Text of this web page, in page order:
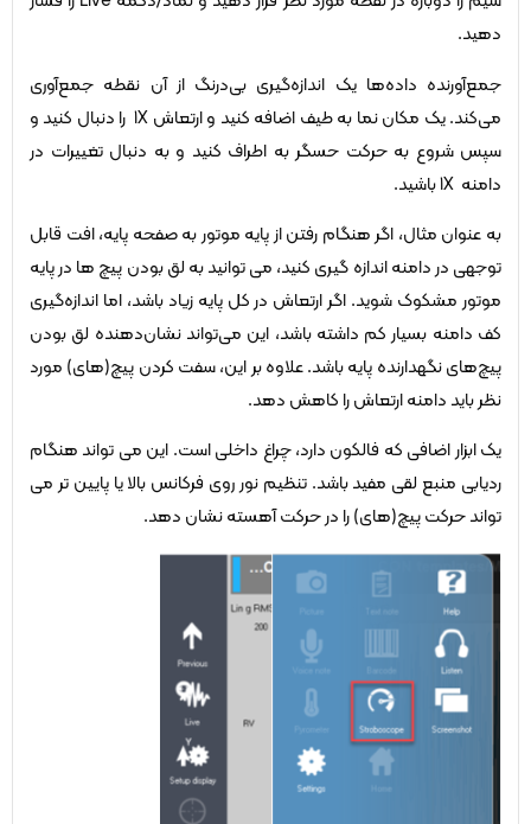
دهید.
جمع‌آورنده داده‌ها یک اندازه‌گیری بی‌درنگ از آن نقطه جمع‌آوری
می‌کند. یک مکان نما به طیف اضافه کنید و ارتعاش 1X را دنبال کنید و
سپس شروع به حرکت حسگر به اطراف کنید و به دنبال تغییرات در
دامنه 1X باشید.
به عنوان مثال، اگر هنگام رفتن از پایه موتور به صفحه پایه، افت قابل
توجهی در دامنه اندازه گیری کنید، می توانید به لق بودن پیچ ها در پایه
موتور مشکوک شوید. اگر ارتعاش در کل پایه زیاد باشد، اما اندازه‌گیری
کف دامنه بسیار کم داشته باشد، این می‌تواند نشان‌دهنده لق بودن
پیچ‌های نگهدارنده پایه باشد. علاوه بر این، سفت کردن پیچ(های) مورد
نظر باید دامنه ارتعاش را کاهش دهد.
یک ابزار اضافی که فالکون دارد، چراغ داخلی است. این می تواند هنگام
ردیابی منبع لقی مفید باشد. تنظیم نور روی فرکانس بالا یا پایین تر می
تواند حرکت پیچ(های) را در حرکت آهسته نشان دهد.